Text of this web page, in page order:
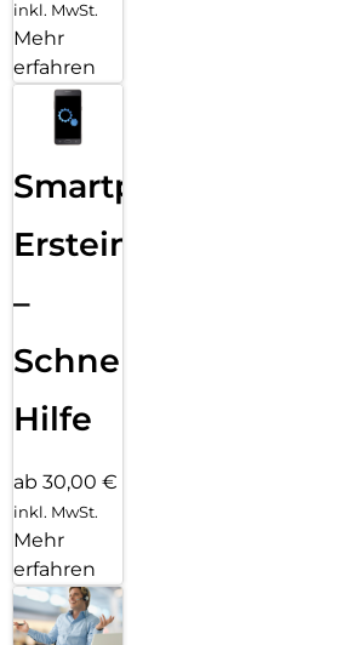
inkl. MwSt.
Mehr
erfahren
Smartphone
Ersteinrichtung
–
Schnelle
Hilfe
ab 30,00 €
inkl. MwSt.
Mehr
erfahren